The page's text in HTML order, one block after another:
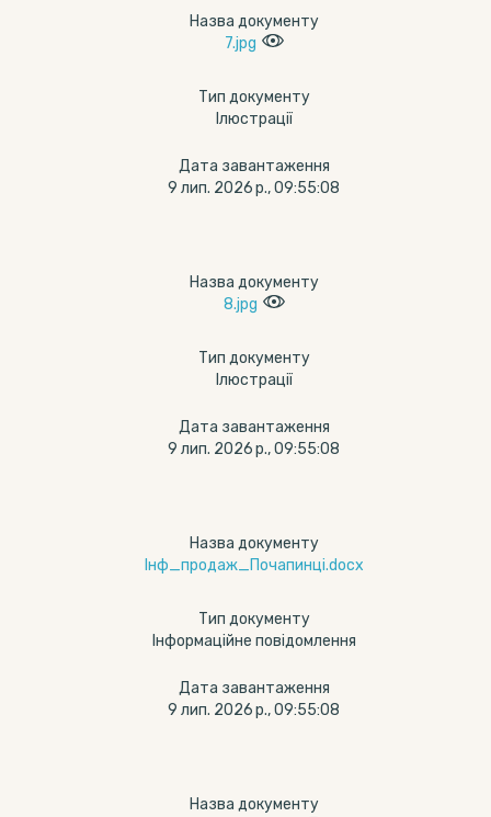
Назва документу
7.jpg
Тип документу
Ілюстрації
Дата завантаження
9 лип. 2026 р., 09:55:08
Назва документу
8.jpg
Тип документу
Ілюстрації
Дата завантаження
9 лип. 2026 р., 09:55:08
Назва документу
Інф_продаж_Почапинці.docx
Тип документу
Інформаційне повідомлення
Дата завантаження
9 лип. 2026 р., 09:55:08
Назва документу